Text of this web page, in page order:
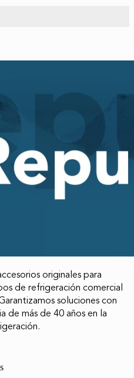
originales para
de refrigeración comercial
soluciones con
de más de 40 años en la